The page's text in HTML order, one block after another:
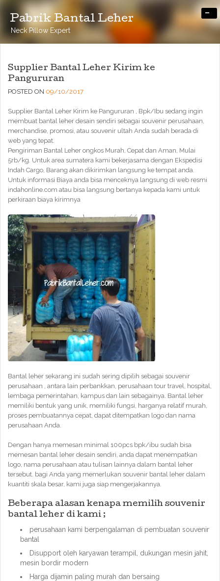
Pabrik Bantal Leher
Neck Pillow Expert
-
Supplier Bantal Leher Kirim ke
Pangururan
POSTED ON 09/10/2017
Supplier Bantal Leher Kirim ke Pangururan , Bpk/Ibu sedang ingin
membuat bantal leher desain sendiri sebagai souvenir perusahaan,
merchandise, promosi, atau souvenir ultah Anda sudah berada di
web yang tepat.
Pengiriman Bantal Leher ongkos Murah, Cepat dan Aman, Mulai
5rb/kg. Untuk area sumatera kami bekerjasama dengan Ekspedisi
Indah Cargo, Barang akan dikirimkan langsung ke tempat anda.
Untuk informasi Biaya anda bisa menceknya langsung di web resmi
indahonline.com atau bisa langsung bertanya kepada kami untuk
perkiraan biaya kirimnya
Bantal leher sekarang ini sudah sering dipilih sebagai souvenir
perusahaan , antara lain perbankkan, perusahaan tour travel, hospital,
lembaga pemerintahan, kampus dan lain sebagainya. Bantal leher
memiliki bentuk yang unik, memiliki fungsi, harganya relatif murah,
proses pembuatannya cepat, dapat ditempatkan logo dan nama
perusahaan Anda.
Dengan hanya memesan minimal 100pcs bpk/ibu sudah bisa
memesan bantal leher desain sendiri, anda dapat menempatkan
logo, nama perusahaan atau tulisan lainnya dalam bantal leher
tersebut. bagi Anda yang memerlukan souvenir bantal leher dalam
kuantiti skala besar, kami juga siap mengerjakannya.
Beberapa alasan kenapa memilih souvenir
bantal leher di kami ;
perusahaan kami berpengalaman di pembuatan souvenir
bantal
Disupport oleh karyawan terampil, dukungan mesin jahit,
mesin bordir modern
Harga dijamin paling murah dan bersaing